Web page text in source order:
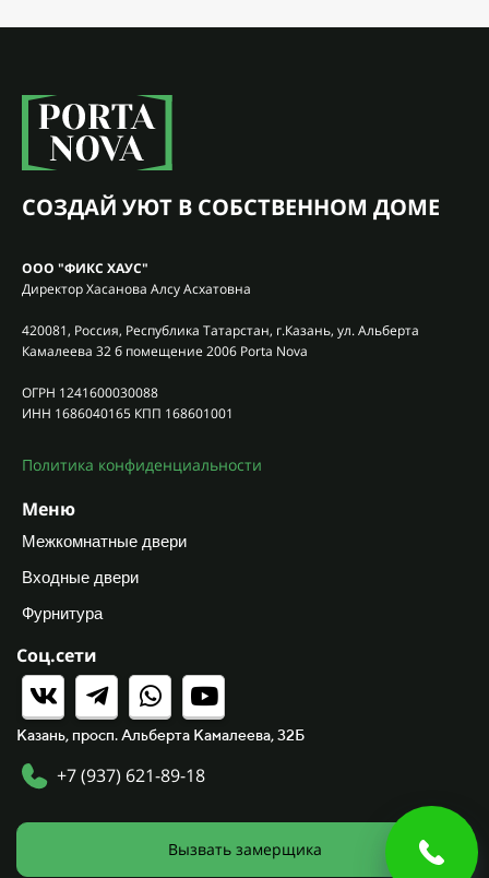
СОЗДАЙ УЮТ В СОБСТВЕННОМ ДОМЕ
ООО "ФИКС ХАУС"
Директор Хасанова Алсу Асхатовна
420081, Россия, Республика Татарстан, г.Казань, ул. Альберта
Камалеева 32 б помещение 2006 Porta Nova
ОГРН 1241600030088
ИНН 1686040165 КПП 168601001
Политика конфиденциальности
Меню
Межкомнатные двери
Входные двери
Фурнитура
Соц.сети
Казань, просп. Альберта Камалеева, 32Б
+7 (937) 621-89-18
Вызвать замерщика